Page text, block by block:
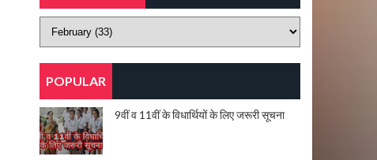
POPULAR
9वीं व 11वीं के विधार्थियों के लिए जरूरी सूचना